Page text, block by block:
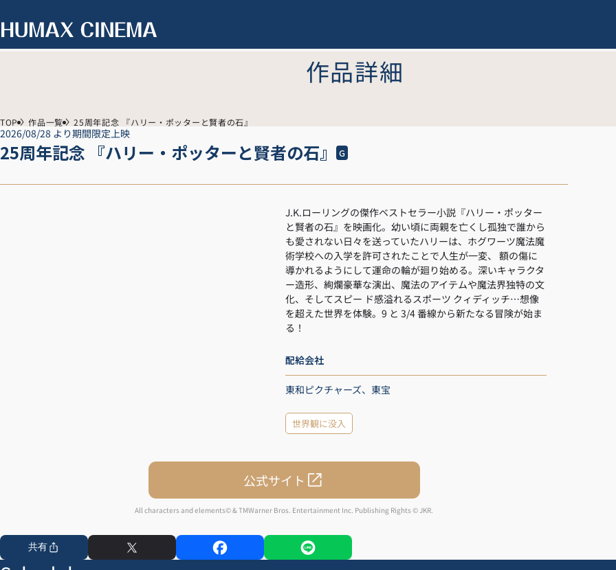
作品詳細
TOP 作品一覧 25周年記念 『ハリー・ポッターと賢者の石』
2026/08/28 より期間限定上映
25周年記念 『ハリー・ポッターと賢者の石』 G
J.K.ローリングの傑作ベストセラー小説『ハリー・ポッター
と賢者の石』を映画化。幼い頃に両親を亡くし孤独で誰から
も愛されない日々を送っていたハリーは、ホグワーツ魔法魔
術学校への入学を許可されたことで人生が一変、 額の傷に
導かれるようにして運命の輪が廻り始める。深いキャラクタ
ー造形、絢爛豪華な演出、魔法のアイテムや魔法界独特の文
化、そしてスピー ド感溢れるスポーツ クィディッチ…想像
を超えた世界を体験。9 と 3/4 番線から新たなる冒険が始ま
る！
配給会社
東和ピクチャーズ、東宝
世界観に没入
公式サイト
All characters and elements© & TMWarner Bros. Entertainment Inc. Publishing Rights © JKR.
共有